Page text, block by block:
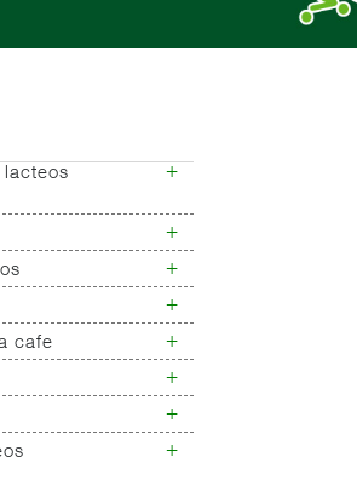
lacteos
+
+
+
+
cafe +
cafe
choco y
+
+
+